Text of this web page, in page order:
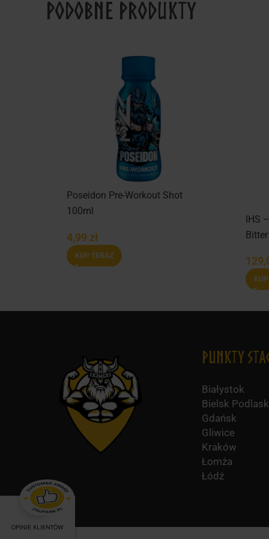
Podobne produkty
Poseidon Pre-Workout Shot
100ml
4,99 zł
KUP TERAZ
IHS
Punkty
Białystok
Bielsk
Gdańsk
Gliwice
Kraków
Łomża
Łódź
OPINIE KLIENTÓW